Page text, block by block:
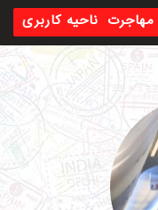
ناحیه کاربری مهاجرت